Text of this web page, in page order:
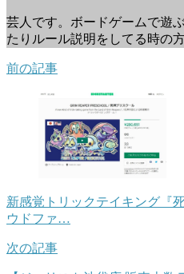
芸人です。ボードゲームで遊
たりルール説明をしてる時の
前の記事
新感覚トリックテイキング『
ウドファ…
次の記事